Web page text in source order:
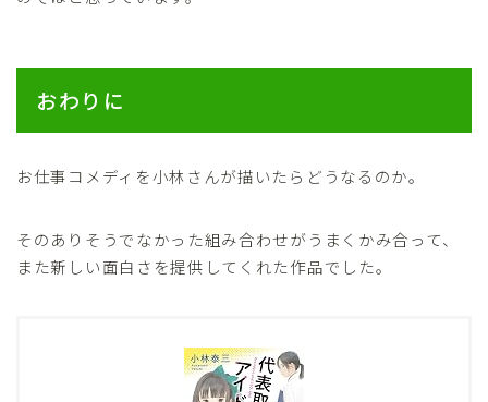
おわりに
お仕事コメディを小林さんが描いたらどうなるのか。
そのありそうでなかった組み合わせがうまくかみ合って、
また新しい面白さを提供してくれた作品でした。